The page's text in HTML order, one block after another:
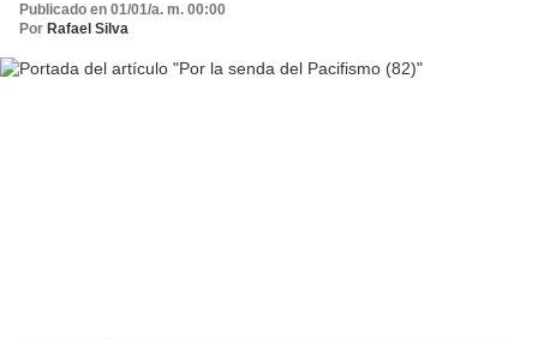
Publicado en 01/01/a. m. 00:00
Por Rafael Silva